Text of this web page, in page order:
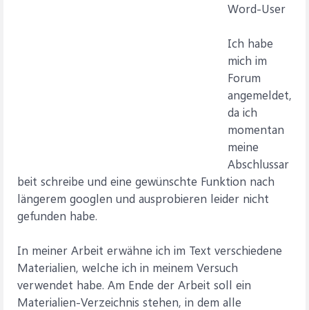
Word-User
Ich habe
mich im
Forum
angemeldet,
da ich
momentan
meine
Abschlussar
beit schreibe und eine gewünschte Funktion nach
längerem googlen und ausprobieren leider nicht
gefunden habe.
In meiner Arbeit erwähne ich im Text verschiedene
Materialien, welche ich in meinem Versuch
verwendet habe. Am Ende der Arbeit soll ein
Materialien-Verzeichnis stehen, in dem alle